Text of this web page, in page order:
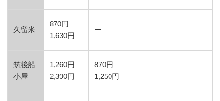
久留米
870円
1,630円
ー
筑後船
小屋
1,260円
2,390円
870円
1,250円